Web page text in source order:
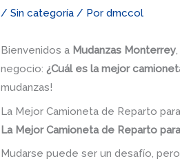
/Sin categoría / Pordmccol
Bienvenidos a Mudanzas Monterrey
negocio:¿Cuál es la mejor
mudanzas!
La Mejor Camioneta de Reparto
La Mejor Camioneta de Reparto
Mudarse puede ser un desafío,